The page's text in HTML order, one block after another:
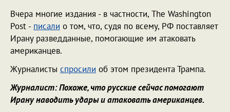
Вчера многие издания - в частности, The Washington
Post - писали о том, что, судя по всему, РФ поставляет
Ирану разведданные, помогающие им атаковать
американцев.
Журналисты спросили об этом президента Трампа.
Журналист: Похоже, что русские сейчас помогают
Ирану наводить удары и атаковать американцев.